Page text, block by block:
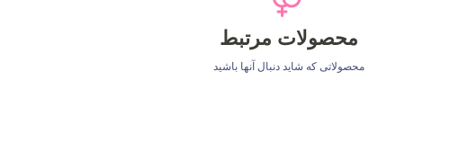
محصولات مرتبط
محصولاتی که شاید دنبال آنها باشید